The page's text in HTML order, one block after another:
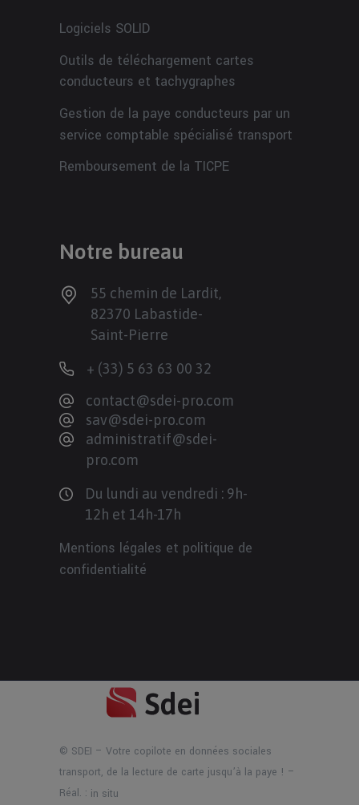
Logiciels SOLID
Outils de téléchargement cartes
conducteurs et tachygraphes
Gestion de la paye conducteurs par un
service comptable spécialisé transport
Remboursement de la TICPE
Notre bureau
55 chemin de Lardit,
82370 Labastide-
Saint-Pierre
+ (33) 5 63 63 00 32
contact@sdei-pro.com
sav@sdei-pro.com
administratif@sdei-
pro.com
Du lundi au vendredi : 9h-
12h et 14h-17h
Mentions légales et politique de
confidentialité
© SDEI – Votre copilote en données sociales
transport, de la lecture de carte jusqu’à la paye ! –
Réal. : in situ